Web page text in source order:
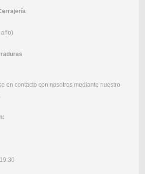
en contacto con nosotros mediante nuestro